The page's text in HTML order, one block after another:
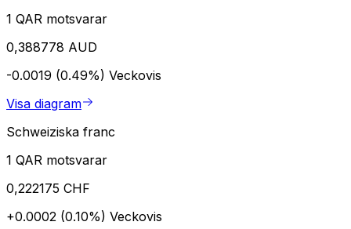
1 QAR motsvarar
0,388778 AUD
-0.0019 (0.49%) Veckovis
Visa diagram
Schweiziska franc
1 QAR motsvarar
0,222175 CHF
+0.0002 (0.10%) Veckovis